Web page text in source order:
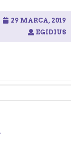
29 MARCA, 2019
EGIDIUS